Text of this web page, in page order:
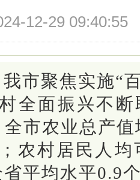
12-29 09:40:55
市聚焦实施“
全面振兴不
市农业总产
农村居民人
平均水平0.9